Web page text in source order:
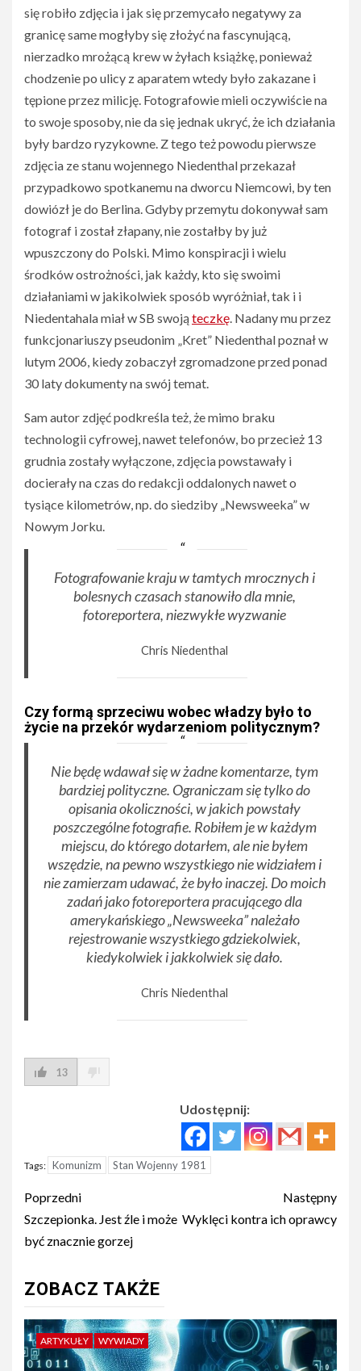
się robiło zdjęcia i jak się przemycało negatywy za
granicę same mogłyby się złożyć na fascynującą,
nierzadko mrożącą krew w żyłach książkę, ponieważ
chodzenie po ulicy z aparatem wtedy było zakazane i
tępione przez milicję. Fotografowie mieli oczywiście na
to swoje sposoby, nie da się jednak ukryć, że ich działania
były bardzo ryzykowne. Z tego też powodu pierwsze
zdjęcia ze stanu wojennego Niedenthal przekazał
przypadkowo spotkanemu na dworcu Niemcowi, by ten
dowiózł je do Berlina. Gdyby przemytu dokonywał sam
fotograf i został złapany, nie zostałby by już
wpuszczony do Polski. Mimo konspiracji i wielu
środków ostrożności, jak każdy, kto się swoimi
działaniami w jakikolwiek sposób wyróżniał, tak i i
Niedentahala miał w SB swoją teczkę. Nadany mu przez
funkcjonariuszy pseudonim „Kret” Niedenthal poznał w
lutym 2006, kiedy zobaczył zgromadzone przed ponad
30 laty dokumenty na swój temat.
Sam autor zdjęć podkreśla też, że mimo braku
technologii cyfrowej, nawet telefonów, bo przecież 13
grudnia zostały wyłączone, zdjęcia powstawały i
docierały na czas do redakcji oddalonych nawet o
tysiące kilometrów, np. do siedziby „Newsweeka” w
Nowym Jorku.
Fotografowanie kraju w tamtych mrocznych i
bolesnych czasach stanowiło dla mnie,
fotoreportera, niezwykłe wyzwanie
Chris Niedenthal
Czy formą sprzeciwu wobec władzy było to
życie na przekór wydarzeniom politycznym?
Nie będę wdawał się w żadne komentarze, tym
bardziej polityczne. Ograniczam się tylko do
opisania okoliczności, w jakich powstały
poszczególne fotografie. Robiłem je w każdym
miejscu, do którego dotarłem, ale nie byłem
wszędzie, na pewno wszystkiego nie widziałem i
nie zamierzam udawać, że było inaczej. Do moich
zadań jako fotoreportera pracującego dla
amerykańskiego „Newsweeka” należało
rejestrowanie wszystkiego gdziekolwiek,
kiedykolwiek i jakkolwiek się dało.
Chris Niedenthal
13
Udostępnij:
Tags: Komunizm Stan Wojenny 1981
Post
navigation
Poprzedni
Szczepionka. Jest źle i może
być znacznie gorzej
Następny
Wyklęci kontra ich oprawcy
ZOBACZ TAKŻE
ARTYKUŁY WYWIADY